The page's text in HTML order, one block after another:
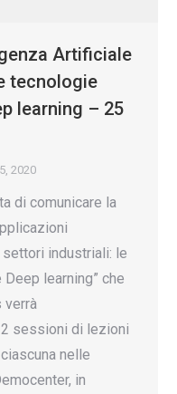
Artificiale
tecnologie
learning – 25
2020
di comunicare la
industriali: le
learning” che
verrà
sessioni di lezioni
nelle
in